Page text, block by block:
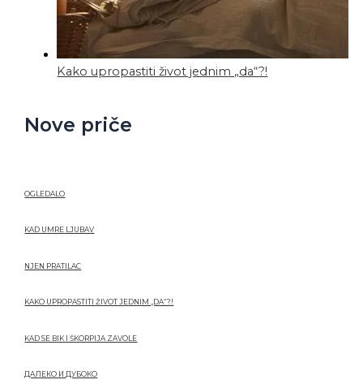
Kako upropastiti život jednim „da“?!
Nove priče
OGLEDALO
KAD UMRE LJUBAV
NJEN PRATILAC
KAKO UPROPASTITI ŽIVOT JEDNIM „DA“?!
KAD SE BIK I ŠKORPIJA ZAVOLE
ДАЛЕКО И ДУБОКО